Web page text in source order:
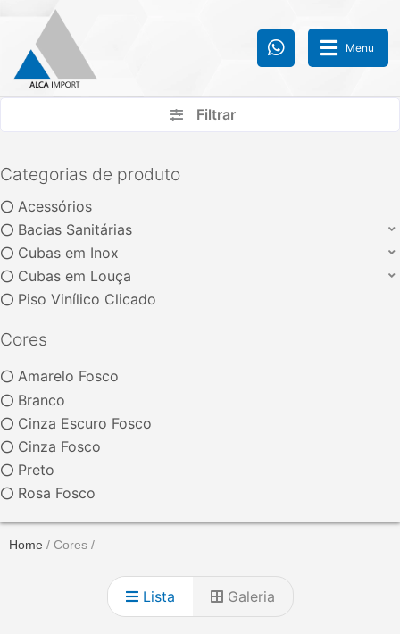
Menu
Filtrar
Categorias
Select a category
Categorias de produto
Acessórios
Bacias Sanitárias
Cubas em Inox
Cubas em Louça
Piso Vinílico Clicado
Cores
Amarelo Fosco
Branco
Cinza Escuro Fosco
Cinza Fosco
Preto
Rosa Fosco
Home / Cores /
Lista Galeria